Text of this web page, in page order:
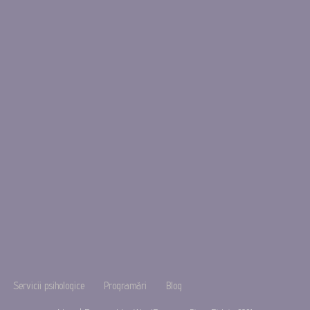
Servicii psihologice Programări Blog